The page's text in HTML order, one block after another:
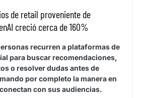
de retail proveniente de
creció cerca de 160%
recurren a plataformas de
para buscar recomendaciones,
o resolver dudas antes de
por completo la manera en
con sus audiencias.